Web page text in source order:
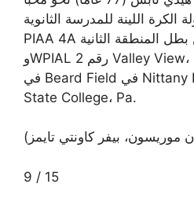
الكرة اللينة للمدرسة الثانوية
PIAA 4A بين بطل المنطقة الثانية Valley View
وWPIAL رقم 2 Valley View، الجمعة 12 يونيو 2026
في Beard Field في Nittany Lion Softball Park في
State College، Pa.
9 / 15